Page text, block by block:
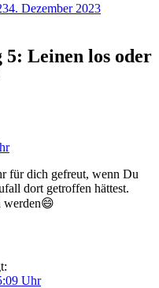
4. Dezember 2023
5: Leinen los oder
für dich gefreut, wenn Du
dort getroffen hättest.
werden😄
Uhr